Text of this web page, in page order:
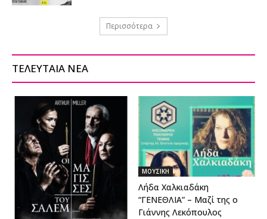
Περισσότερα
ΤΕΛΕΥΤΑΙΑ ΝΕΑ
ΜΟΥΣΙΚΗ
Λήδα Χαλκιαδάκη
“ΓΕΝΕΘΛΙΑ” – Μαζί της ο
Γιάννης Λεκόπουλος